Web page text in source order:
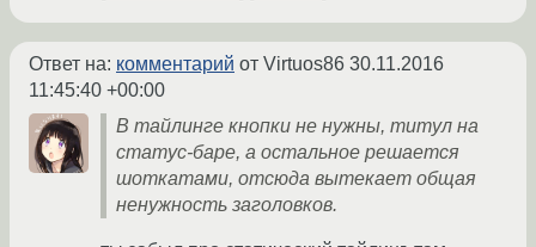
Ответ на: комментарий от Virtuos86 30.11.2016
11:45:40 +00:00
В тайлинге кнопки не нужны, титул на
статус-баре, а остальное решается
шоткатами, отсюда вытекает общая
ненужность заголовков.